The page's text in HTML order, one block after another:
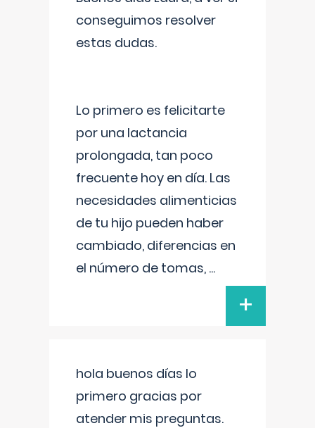
conseguimos resolver
estas dudas.
Lo primero es felicitarte
por una lactancia
prolongada, tan poco
frecuente hoy en día. Las
necesidades alimenticias
de tu hijo pueden haber
cambiado, diferencias en
el número de tomas, ...
+
hola buenos días lo
primero gracias por
atender mis preguntas.